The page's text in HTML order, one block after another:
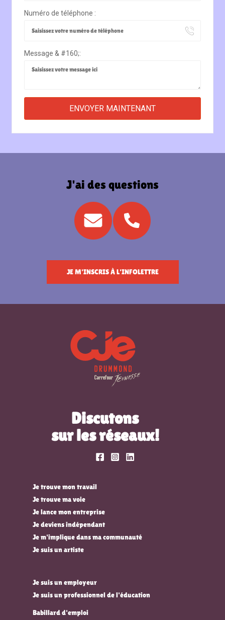
Numéro de téléphone :
Message & #160;:
J'ai des questions
JE M'INSCRIS À L'INFOLETTRE
Discutons
sur les réseaux!
Je trouve mon travail
Je trouve ma voie
Je lance mon entreprise
Je deviens indépendant
Je m'implique dans ma communauté
Je suis un artiste
Je suis un employeur
Je suis un professionnel de l'éducation
Babillard d'emploi